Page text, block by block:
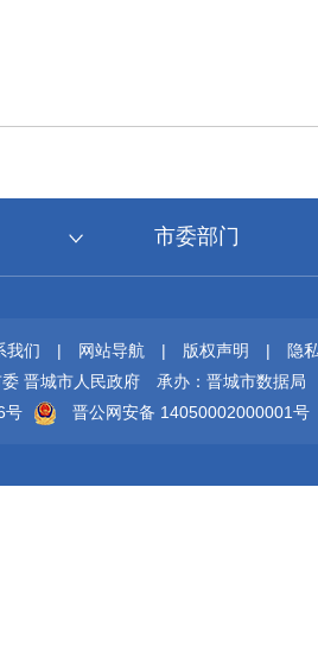
市委部门
我们 | 网站导航 | 版权声明 |
隐
晋城市人民政府
承办：晋城市数据局
号
晋公网安备 14050002000001号